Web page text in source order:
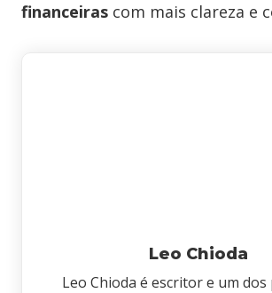
financeiras com mais clareza e
Leo Chioda
Leo Chioda é escritor e um